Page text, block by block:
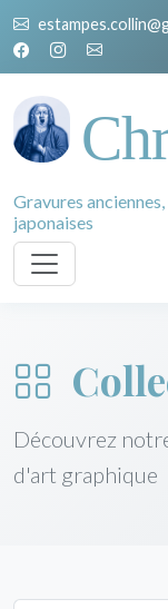
Gravures
japonaises
Découvrez
d'art graphique